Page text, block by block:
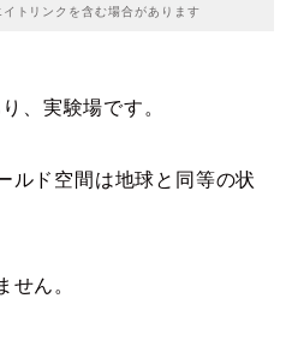
トリンクを含む場合があります
、実験場です。
ルド空間は地球と同等の状
せん。